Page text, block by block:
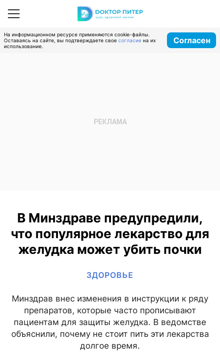
На информационном ресурсе применяются cookie-файлы.
Оставаясь на сайте, вы подтверждаете свое согласие на их
использование.
Согласен
В Минздраве предупредили,
что популярное лекарство для
желудка может убить почки
ЗДОРОВЬЕ
Минздрав внес изменения в инструкции к ряду
препаратов, которые часто прописывают
пациентам для защиты желудка. В ведомстве
объяснили, почему не стоит пить эти лекарства
долгое время.